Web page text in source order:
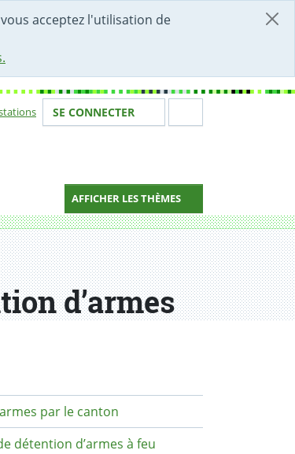
acceptez l'utilisation de
Votre identité
SE CONNECTER
AFFICHER LES THÈMES
d’armes
secondaire
par le canton
détention d’armes à feu